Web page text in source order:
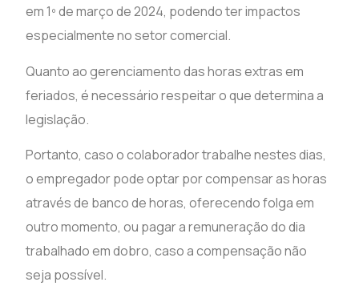
em 1º de março de 2024, podendo ter impactos
especialmente no setor comercial.
Quanto ao gerenciamento das horas extras em
feriados, é necessário respeitar o que determina a
legislação.
Portanto, caso o colaborador trabalhe nestes dias,
o empregador pode optar por compensar as horas
através de banco de horas, oferecendo folga em
outro momento, ou pagar a remuneração do dia
trabalhado em dobro, caso a compensação não
seja possível.